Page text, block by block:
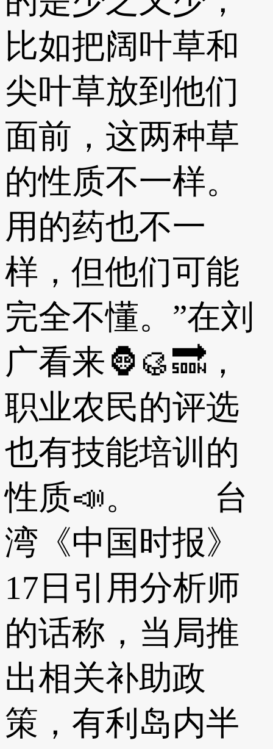
比如把阔叶草和
尖叶草放到他们
面前，这两种草
的性质不一样。
用的药也不一
样，但他们可能
完全不懂。”在刘
广看来🦍🥮🔜，
职业农民的评选
也有技能培训的
性质📣。 台
湾《中国时报》
17日引用分析师
的话称，当局推
出相关补助政
策，有利岛内半